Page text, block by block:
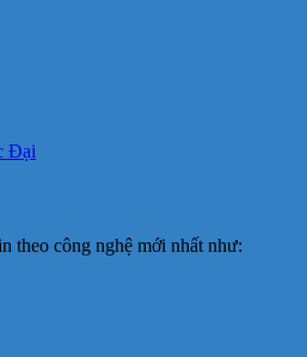
theo công nghệ mới nhất như: